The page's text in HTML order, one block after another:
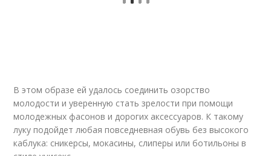
В этом образе ей удалось соединить озорство
молодости и уверенную стать зрелости при помощи
молодежных фасонов и дорогих аксессуаров. К такому
луку подойдет любая повседневная обувь без высокого
каблука: сникерсы, мокасины, слиперы или ботильоны в